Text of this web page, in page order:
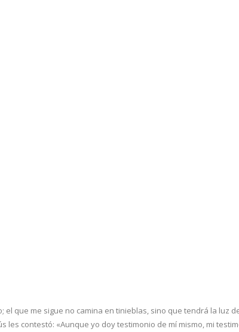
el que me sigue no camina en tinieblas, sino que tendrá la luz
les contestó: «Aunque yo doy testimonio de mí mismo, mi